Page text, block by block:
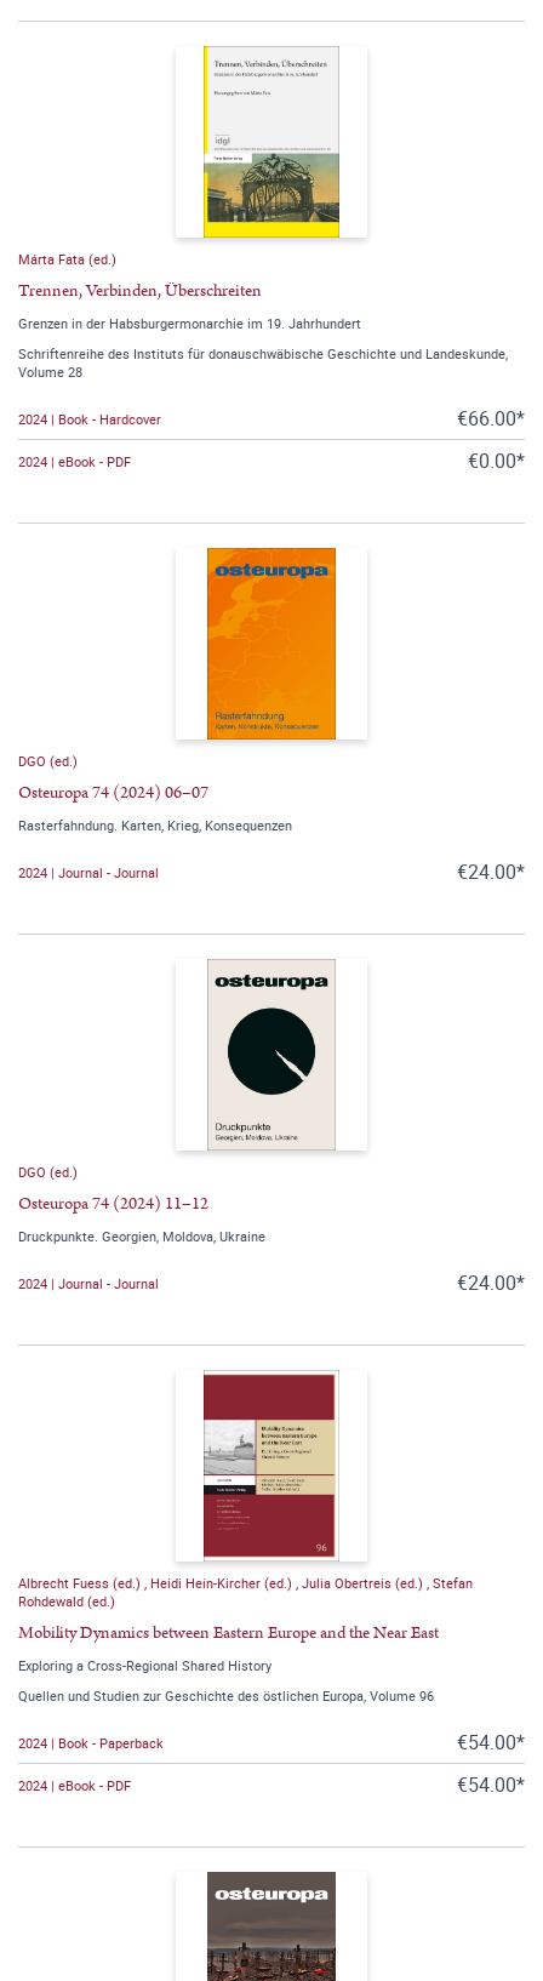
Márta Fata (ed.)
Trennen, Verbinden, Überschreiten
Grenzen in der Habsburgermonarchie im 19. Jahrhundert
Schriftenreihe des Instituts für donauschwäbische Geschichte und Landeskunde,
Volume 28
2024 | Book - Hardcover €66.00*
2024 | eBook - PDF €0.00*
DGO (ed.)
Osteuropa 74 (2024) 06–07
Rasterfahndung. Karten, Krieg, Konsequenzen
2024 | Journal - Journal €24.00*
DGO (ed.)
Osteuropa 74 (2024) 11–12
Druckpunkte. Georgien, Moldova, Ukraine
2024 | Journal - Journal €24.00*
Albrecht Fuess (ed.) , Heidi Hein-Kircher (ed.) , Julia Obertreis (ed.) , Stefan
Rohdewald (ed.)
Mobility Dynamics between Eastern Europe and the Near East
Exploring a Cross-Regional Shared History
Quellen und Studien zur Geschichte des östlichen Europa, Volume 96
2024 | Book - Paperback €54.00*
2024 | eBook - PDF €54.00*